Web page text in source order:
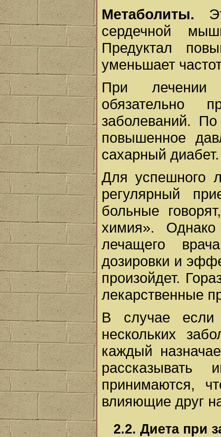
Метаболиты.
сердечной
Предуктал
уменьшает
При лечении
обязательно
заболеваний.
повышенное
сахарный диабет.
Для успешного
регулярный
больные
химия».
лечащего
дозировки и
произойдет.
лекарственные
В случае если
нескольких
каждый
принимаются,
влияющие друг
2.2. Диета при